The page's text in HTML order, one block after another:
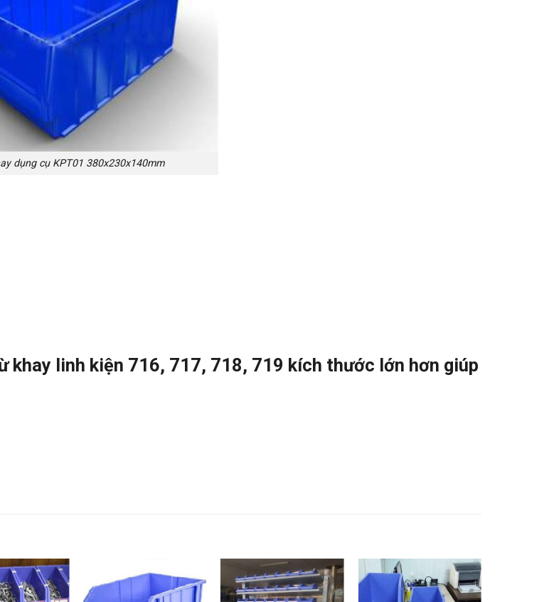
dụng cụ KPT01 380x230x140mm
linh kiện 716, 717, 718, 719 kích thước lớn hơn giúp